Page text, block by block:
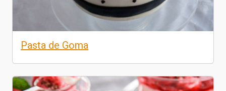
Pasta de Goma